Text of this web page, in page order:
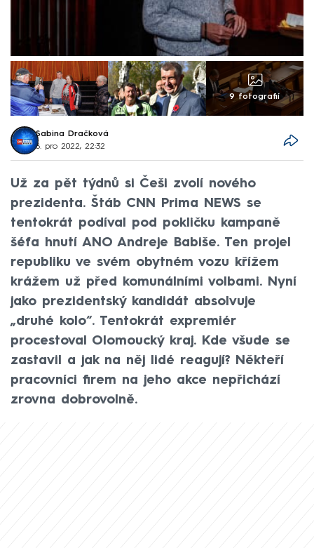
9 fotografií
Sabina Dračková
8. pro 2022, 22:32
Už za pět týdnů si Češi zvolí nového
prezidenta. Štáb CNN Prima NEWS se
tentokrát podíval pod pokličku kampaně
šéfa hnutí ANO Andreje Babiše. Ten projel
republiku ve svém obytném vozu křížem
krážem už před komunálními volbami. Nyní
jako prezidentský kandidát absolvuje
„druhé kolo“. Tentokrát expremiér
procestoval Olomoucký kraj. Kde všude se
zastavil a jak na něj lidé reagují? Někteří
pracovníci firem na jeho akce nepřichází
zrovna dobrovolně.